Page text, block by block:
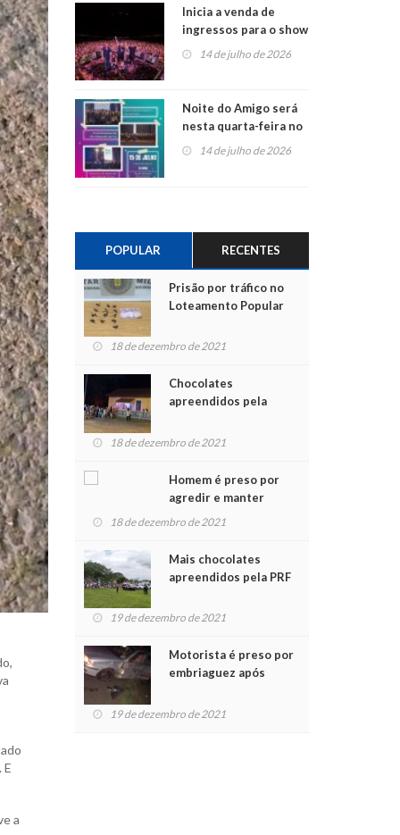
E
a
Inicia a venda de
ingressos para o show
do Jota Quest nos 45
anos da Sicredi Ouro
14 de julho de 2026
Noite do Amigo será
nesta quarta-feira no
Centro de Cultura de
14 de julho de 2026
POPULAR RECENTES
Prisão por tráfico no
Loteamento Popular
18 de dezembro de 2021
Chocolates
apreendidos pela
para crianças na
18 de dezembro de 2021
Homem é preso por
agredir e manter
mulher em cárcere
18 de dezembro de 2021
Mais chocolates
apreendidos pela PRF
crianças no Natal
19 de dezembro de 2021
Motorista é preso por
embriaguez após
feridos
19 de dezembro de 2021